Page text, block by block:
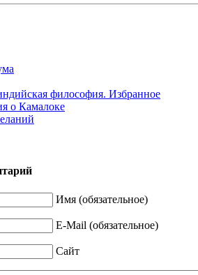
философия. Избранное
о Камалоке
Имя (обязательное)
E-Mail (обязательное)
Сайт